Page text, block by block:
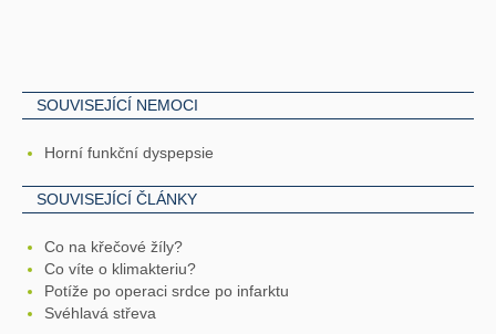
SOUVISEJÍCÍ NEMOCI
Horní funkční dyspepsie
SOUVISEJÍCÍ ČLÁNKY
Co na křečové žíly?
Co víte o klimakteriu?
Potíže po operaci srdce po infarktu
Svéhlavá střeva